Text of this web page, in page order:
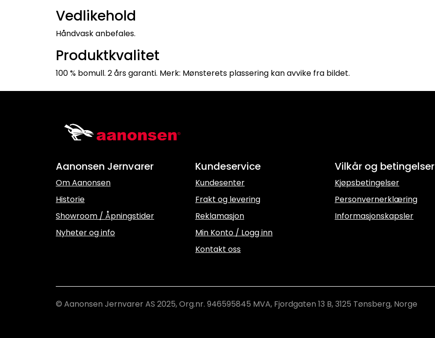
Vedlikehold
Håndvask anbefales.
Produktkvalitet
100 % bomull. 2 års garanti. Merk: Mønsterets plassering kan avvike fra bildet.
Aanonsen Jernvarer
Om Aanonsen
Historie
Showroom / Åpningstider
Nyheter og info
Kundeservice
Kundesenter
Frakt og levering
Reklamasjon
Min Konto / Logg inn
Kontakt oss
Vilkår og betingelser
Kjøpsbetingelser
Personvernerklæring
Informasjonskapsler
© Aanonsen Jernvarer AS 2025, Org.nr. 946595845 MVA, Fjordgaten 13 B, 3125 Tønsberg, Norge